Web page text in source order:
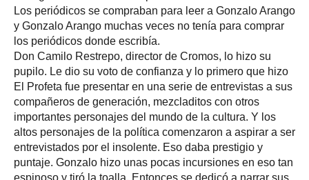
Los periódicos se compraban para leer a Gonzalo Arango
y Gonzalo Arango muchas veces no tenía para comprar
los periódicos donde escribía.
Don Camilo Restrepo, director de Cromos, lo hizo su
pupilo. Le dio su voto de confianza y lo primero que hizo
El Profeta fue presentar en una serie de entrevistas a sus
compañeros de generación, mezcladitos con otros
importantes personajes del mundo de la cultura. Y los
altos personajes de la política comenzaron a aspirar a ser
entrevistados por el insolente. Eso daba prestigio y
puntaje. Gonzalo hizo unas pocas incursiones en eso tan
espinoso y tiró la toalla. Entonces se dedicó a narrar sus